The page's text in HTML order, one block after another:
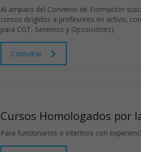
Al amparo del Convenio de Formación
cursos dirigidos a profesores en activo,
para CGT, Sexenios y Oposiciones).
Consultar
Cursos Homologados por
Para funcionarios o interinos con